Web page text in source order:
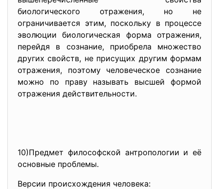
биологического отражения, но не
ограничивается этим, поскольку в процессе
эволюции биологическая форма отражения,
перейдя в сознание, приобрела множество
других свойств, не присущих другим формам
отражения, поэтому человеческое сознание
можно по праву называть высшей формой
отражения действительности.
10)Предмет философской антропологии и её
основные проблемы.
Версии происхождения человека: